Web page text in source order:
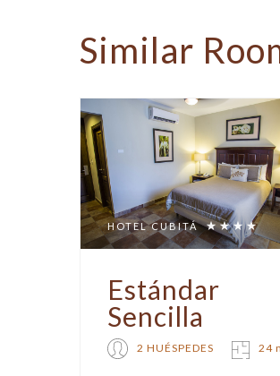
Similar
HOTEL CUBITÁ
Estándar
Sencilla
2 HUÉSPEDES 24